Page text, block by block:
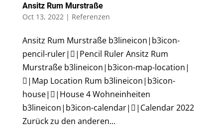
Ansitz Rum Murstraße
Oct 13, 2022| Referenzen
Ansitz Rum Murstraße b3lineicon|b3icon-
pencil-ruler||Pencil Ruler Ansitz Rum
Murstraße b3lineicon|b3icon-map-location|
|Map Location Rum b3lineicon|b3icon-
house||House 4 Wohneinheiten
b3lineicon|b3icon-calendar||Calendar 2022
Zurück zu den anderen...